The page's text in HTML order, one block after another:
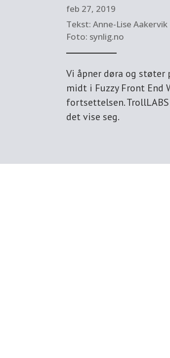
feb 27, 2019
Tekst: Anne-Lise Aakervik
Foto: synlig.no
Vi åpner døra og støter
midt i Fuzzy Front End
fortsettelsen.
det vise seg.